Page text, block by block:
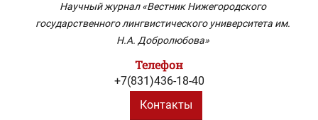
Научный журнал «Вестник Нижегородского
государственного лингвистического университета им.
Н.А. Добролюбова»
Телефон
+7(831)436-18-40
Контакты